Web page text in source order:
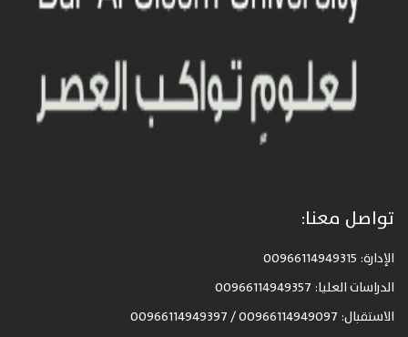
تواصل معنا:
الإدارة: 00966114949315
الدراسات العليا: 00966114949357
الاستقبال: 00966114949097 / 00966114949397